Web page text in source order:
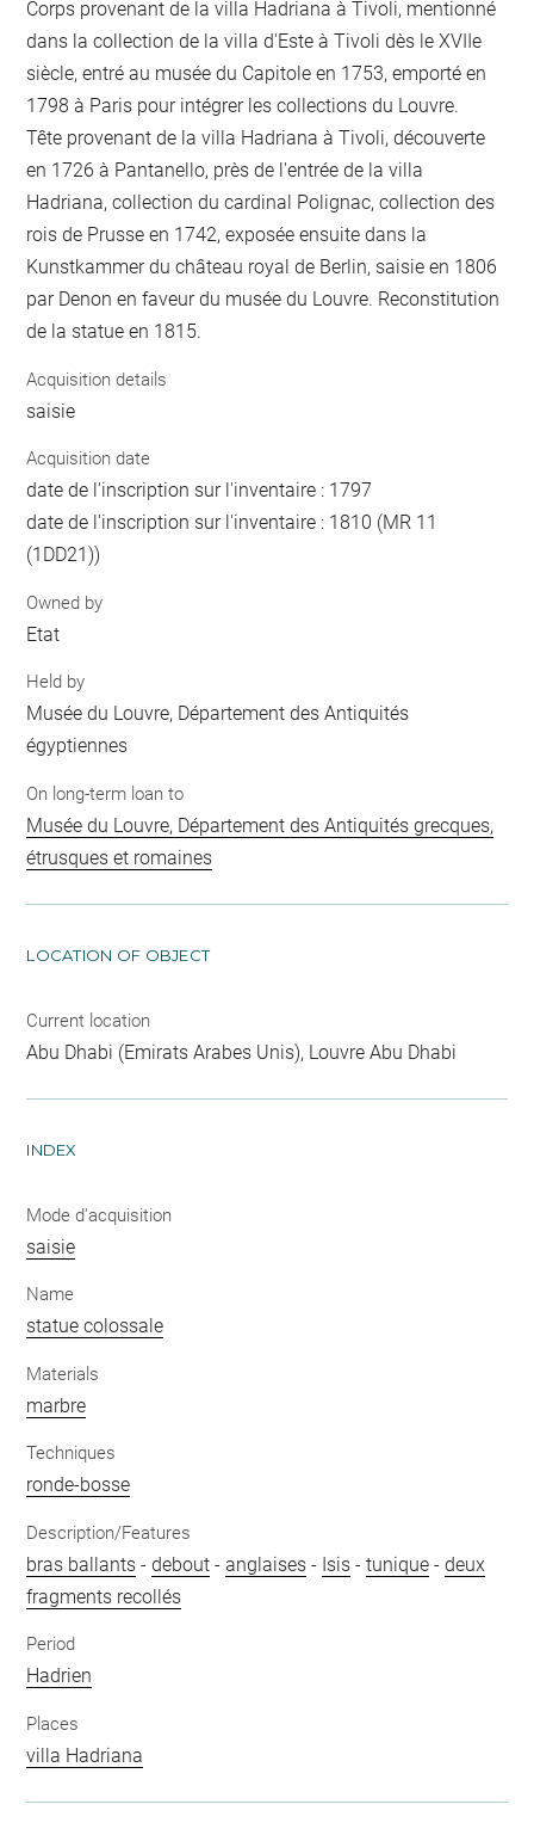
Corps provenant de la villa Hadriana à Tivoli, mentionné
dans la collection de la villa d'Este à Tivoli dès le XVIIe
siècle, entré au musée du Capitole en 1753, emporté en
1798 à Paris pour intégrer les collections du Louvre.
Tête provenant de la villa Hadriana à Tivoli, découverte
en 1726 à Pantanello, près de l'entrée de la villa
Hadriana, collection du cardinal Polignac, collection des
rois de Prusse en 1742, exposée ensuite dans la
Kunstkammer du château royal de Berlin, saisie en 1806
par Denon en faveur du musée du Louvre. Reconstitution
de la statue en 1815.
Acquisition details
saisie
Acquisition date
date de l'inscription sur l'inventaire : 1797
date de l'inscription sur l'inventaire : 1810 (MR 11
(1DD21))
Owned by
Etat
Held by
Musée du Louvre, Département des Antiquités
égyptiennes
On long-term loan to
Musée du Louvre, Département des Antiquités grecques,
étrusques et romaines
LOCATION OF OBJECT
Current location
Abu Dhabi (Emirats Arabes Unis), Louvre Abu Dhabi
INDEX
Mode d'acquisition
saisie
Name
statue colossale
Materials
marbre
Techniques
ronde-bosse
Description/Features
bras ballants -debout -anglaises - Isis -tunique -deux
fragments recollés
Period
Hadrien
Places
villa Hadriana